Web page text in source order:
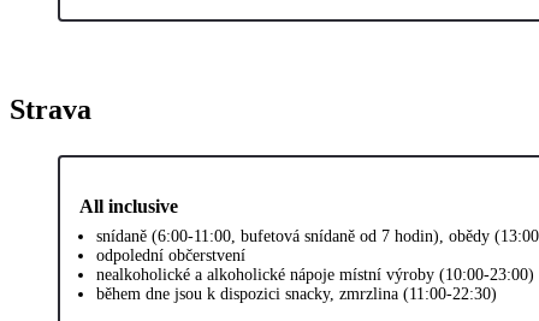
Strava
All inclusive
snídaně (6:00-11:00, bufetová snídaně od 7 hodin), obědy
odpolední občerstvení
nealkoholické a alkoholické nápoje místní výroby (10:00-23:00)
během dne jsou k dispozici snacky, zmrzlina (11:00-22:30)